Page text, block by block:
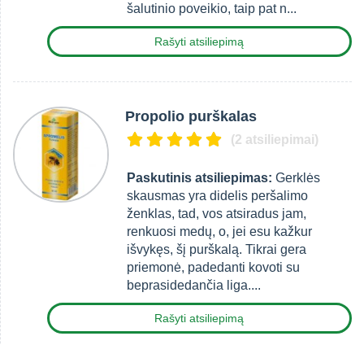
šalutinio poveikio, taip pat n...
Rašyti atsiliepimą
Propolio purškalas
(2 atsiliepimai)
Paskutinis atsiliepimas: Gerklės
skausmas yra didelis peršalimo
ženklas, tad, vos atsiradus jam,
renkuosi medų, o, jei esu kažkur
išvykęs, šį purškalą. Tikrai gera
priemonė, padedanti kovoti su
beprasidedančia liga....
Rašyti atsiliepimą